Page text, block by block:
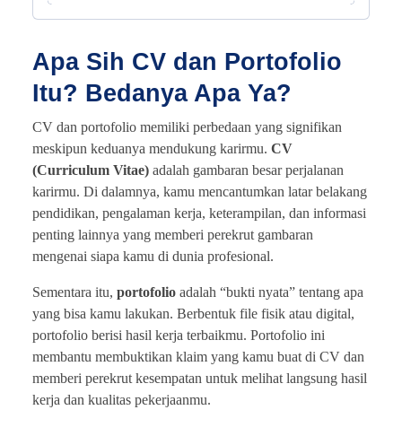
Apa Sih CV dan Portofolio
Itu? Bedanya Apa Ya?
CV dan portofolio memiliki perbedaan yang signifikan
meskipun keduanya mendukung karirmu. CV
(Curriculum Vitae) adalah gambaran besar perjalanan
karirmu. Di dalamnya, kamu mencantumkan latar belakang
pendidikan, pengalaman kerja, keterampilan, dan informasi
penting lainnya yang memberi perekrut gambaran
mengenai siapa kamu di dunia profesional.
Sementara itu, portofolio adalah “bukti nyata” tentang apa
yang bisa kamu lakukan. Berbentuk file fisik atau digital,
portofolio berisi hasil kerja terbaikmu. Portofolio ini
membantu membuktikan klaim yang kamu buat di CV dan
memberi perekrut kesempatan untuk melihat langsung hasil
kerja dan kualitas pekerjaanmu.